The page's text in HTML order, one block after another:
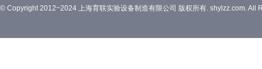
© Copyright 2012~2024 上海育联实验设备制造有限公司 版权所有. shylzz.com. All